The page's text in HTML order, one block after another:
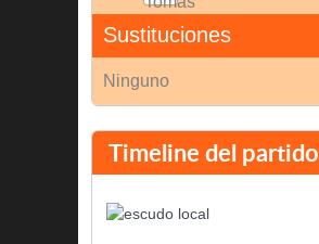
Sustituciones
Ninguno
Timeline del partido